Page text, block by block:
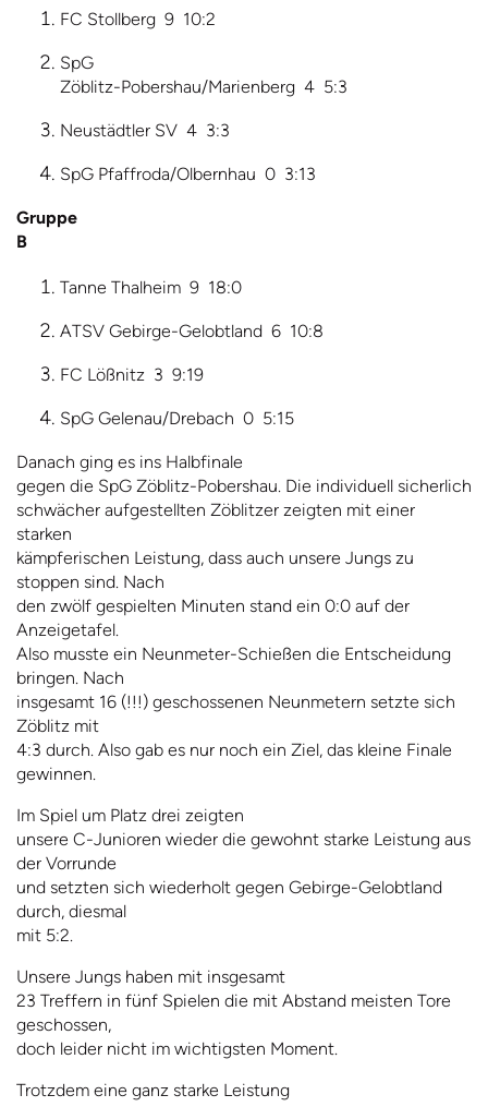
FC Stollberg 9 10:2
SpG
Zöblitz-Pobershau/Marienberg 4 5:3
Neustädtler SV 4 3:3
SpG Pfaffroda/Olbernhau 0 3:13
Gruppe
B
Tanne Thalheim 9 18:0
ATSV Gebirge-Gelobtland 6 10:8
FC Lößnitz 3 9:19
SpG Gelenau/Drebach 0 5:15
Danach ging es ins Halbfinale
gegen die SpG Zöblitz-Pobershau. Die individuell sicherlich
schwächer aufgestellten Zöblitzer zeigten mit einer
starken
kämpferischen Leistung, dass auch unsere Jungs zu
stoppen sind. Nach
den zwölf gespielten Minuten stand ein 0:0 auf der
Anzeigetafel.
Also musste ein Neunmeter-Schießen die Entscheidung
bringen. Nach
insgesamt 16 (!!!) geschossenen Neunmetern setzte sich
Zöblitz mit
4:3 durch. Also gab es nur noch ein Ziel, das kleine Finale
gewinnen.
Im Spiel um Platz drei zeigten
unsere C-Junioren wieder die gewohnt starke Leistung aus
der Vorrunde
und setzten sich wiederholt gegen Gebirge-Gelobtland
durch, diesmal
mit 5:2.
Unsere Jungs haben mit insgesamt
23 Treffern in fünf Spielen die mit Abstand meisten Tore
geschossen,
doch leider nicht im wichtigsten Moment.
Trotzdem eine ganz starke Leistung